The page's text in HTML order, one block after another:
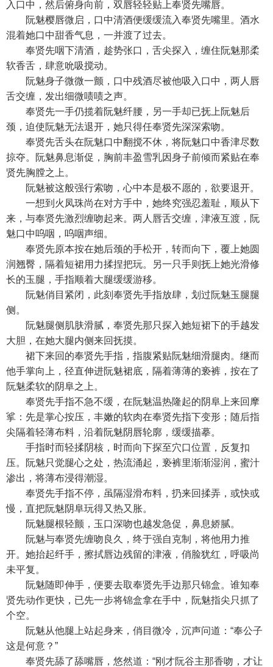
入口中，然后俯身向前，双唇轻轻贴上奉贤先嘴唇。
阮魅樱唇微启，口中清酒便缓缓流入奉贤先嘴里。酒水
混着她口中甜香气息，一并渡了过去。
奉贤先咽下清酒，趁势张口，舌尖探入，缠住阮魅那柔
软香舌，肆意吮吸搅动。
阮魅身子微微一颤，口中残酒尽被他吸入口中，两人唇
舌交缠，发出细微啧啧之声。
奉贤先一手仍揽着阮魅纤腰，另一手却已抚上阮魅后
颈，迫使阮魅无法退开，她只得任奉贤先深深索吻。
奉贤先舌头在阮魅口中翻搅不休，将阮魅口中香津尽数
掠夺。阮魅鼻息渐促，胸前丰盈雪乳因身子前倾而紧贴在奉
贤先胸膛之上。
阮魅被这般强行索吻，心中本是极不愿的，欲要退开。
一想到火凤珠尚在对方手中，她终究强忍羞耻，顺从下
来，与奉贤先激烈缠吻起来。两人唇舌交缠，津液互渡，阮
魅口中呜咽，呜咽声细。
奉贤先原本按在她后颈的手松开，转而向下，覆上她圆
润翘臀，隔着短裙用力揉捏把玩。另一只手则抚上她光滑修
长的玉腿，手指顺着大腿缓缓游移。
阮魅俏目紧闭，此刻奉贤先手指放肆，划过阮魅玉腿腿
侧。
阮魅腿侧肌肤滑腻，奉贤先那只探入她短裙下的手越发
大胆，在她大腿内侧来回抚摸。
裙下来回的奉贤先手指，指腹紧贴阮魅细滑腿肉。继而
他手掌向上，径直伸进阮魅裙底，隔着薄薄的亵裤，按在了
阮魅柔软的阴阜之上。
奉贤先手指不急不缓，在阮魅温热隆起的阴阜上来回摩
挲：先是掌心按压，丰嫩的软肉在奉贤先指下变形；随后指
尖隔着轻薄布料，沿着阮魅阴唇轮廓，缓缓描摹。
手指时而轻揉阴核，时而向下探至穴口位置，反复扣
压。阮魅只觉腿心之处，热流涌起，亵裤里渐渐湿润，蜜汁
渗出，将薄布浸得潮湿。
奉贤先手指不停，虽隔湿滑布料，扔来回揉弄，或快或
慢，直把阮魅阴阜玩得又热又胀。
阮魅腿根轻颤，玉口深吻也越发急促，鼻息娇腻。
阮魅与奉贤先缠吻良久，终于强自克制，将他用力推
开。她抬起纤手，擦拭唇边残留的津液，俏脸犹红，呼吸尚
未平复。
阮魅随即伸手，便要去取奉贤先手边那只锦盒。谁知奉
贤先动作更快，已先一步将锦盒拿在手中，阮魅指尖只抓了
个空。
阮魅从他腿上站起身来，俏目微冷，沉声问道：“奉公子
这是何意？”
奉贤先舔了舔嘴唇，悠然道：“刚才阮谷主那香吻，才让